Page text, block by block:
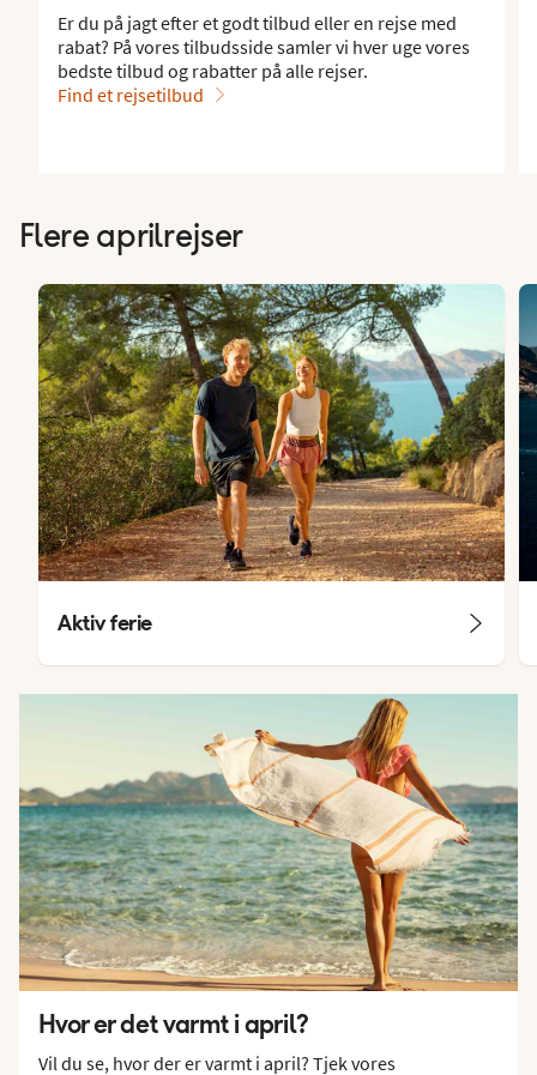
Er du på jagt efter et godt tilbud eller en rejse med
rabat? På vores tilbudsside samler vi hver uge vores
bedste tilbud og rabatter på alle rejser.
Find et rejsetilbud
Flere aprilrejser
Aktiv ferie
Hvor er det varmt i april?
Vil du se, hvor der er varmt i april? Tjek vores